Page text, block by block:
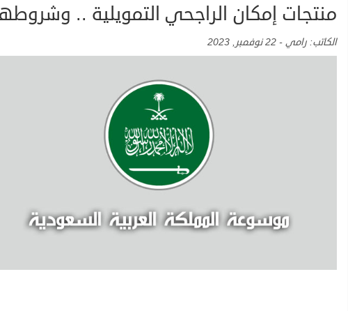
منتجات إمكان الراجحي التمويلية ..
الكاتب: رامي - 22 نوفمبر, 2023